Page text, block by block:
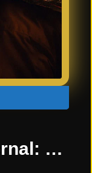
Posesión infernal: En llamas: sinopsis, reparto y tráiler